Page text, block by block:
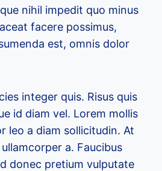
nihil impedit quo minus
facere possimus,
est, omnis dolor
integer quis. Risus quis
id diam vel. Lorem mollis
leo a diam sollicitudin. At
a. Faucibus
donec pretium vulputate